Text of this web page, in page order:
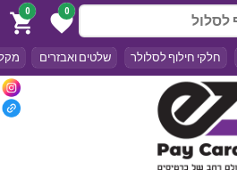
0
favorite
0
shopping_cart
חלקי חילוף לסלולר שלטים ואבזרים